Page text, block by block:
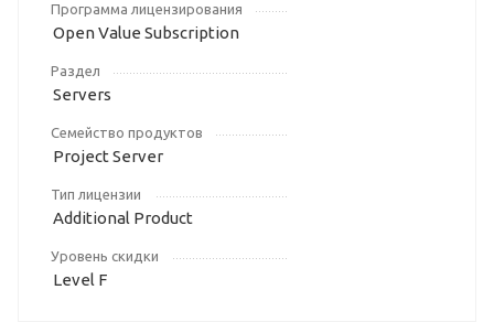
Программа лицензирования
Open Value Subscription
Раздел
Servers
Семейство продуктов
Project Server
Тип лицензии
Additional Product
Уровень скидки
Level F